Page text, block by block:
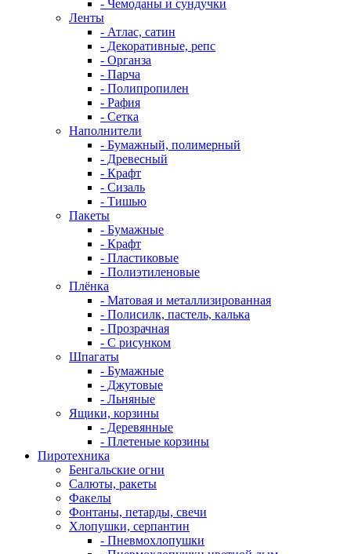
- Чемоданы и сундучки
Ленты
- Атлас, сатин
- Декоративные, репс
- Органза
- Парча
- Полипропилен
- Рафия
- Сетка
Наполнители
- Бумажный, полимерный
- Древесный
- Крафт
- Сизаль
- Тишью
Пакеты
- Бумажные
- Крафт
- Пластиковые
- Полиэтиленовые
Плёнка
- Матовая и металлизированная
- Полисилк, пастель, калька
- Прозрачная
- С рисунком
Шпагаты
- Бумажные
- Джутовые
- Льняные
Ящики, корзины
- Деревянные
- Плетеные корзины
Пиротехника
Бенгальские огни
Салюты, ракеты
Факелы
Фонтаны, петарды, свечи
Хлопушки, серпантин
- Пневмохлопушки